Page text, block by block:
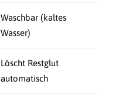
Waschbar (kaltes
Wasser)
Löscht Restglut
automatisch